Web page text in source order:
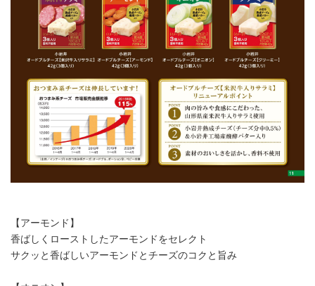
【アーモンド】
香ばしくローストしたアーモンドをセレクト
サクッと香ばしいアーモンドとチーズのコクと旨み